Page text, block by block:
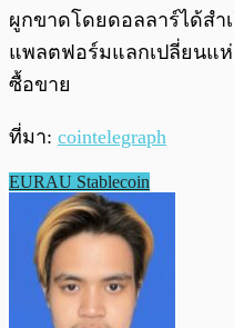
ผูกขาดโดยดอลลาร์ได้สำเ
แพลตฟอร์มแลกเปลี่ยนแห่
ซื้อขาย
ที่มา: cointelegraph
EURAU Stablecoin